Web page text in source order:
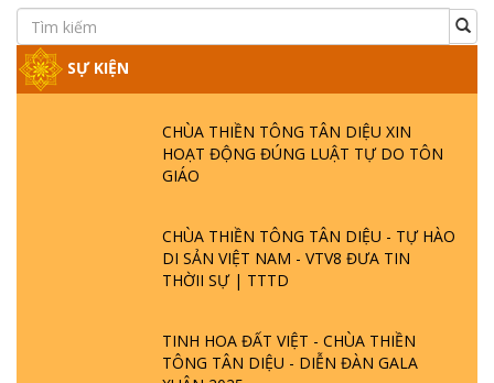
SỰ KIỆN
CHÙA THIỀN TÔNG TÂN DIỆU XIN
HOẠT ĐỘNG ĐÚNG LUẬT TỰ DO TÔN
GIÁO
CHÙA THIỀN TÔNG TÂN DIỆU - TỰ HÀO
DI SẢN VIỆT NAM - VTV8 ĐƯA TIN
THỜII SỰ | TTTD
TINH HOA ĐẤT VIỆT - CHÙA THIỀN
TÔNG TÂN DIỆU - DIỄN ĐÀN GALA